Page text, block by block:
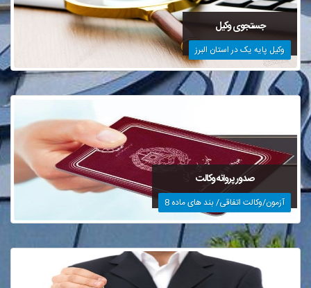
جستجوی وکیل
وکیل پایه یک در استان البرز
صدور پروانه وکالت
آزمون/وکالت اتفاقی/ بند های ماده 8